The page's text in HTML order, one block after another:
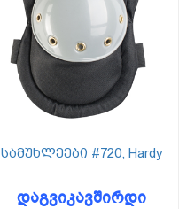
სამუხლეები #720, Hardy
დაგვიკავშირდი